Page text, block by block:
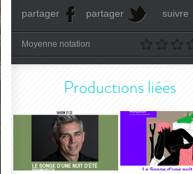
partager partager suivre
Moyenne notation
Productions liées